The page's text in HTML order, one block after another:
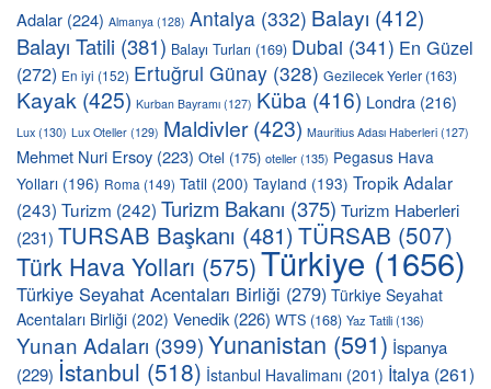
Adalar (224) Almanya (128) Antalya (332) Balayı (412)
Balayı Tatili (381) Balayı Turları (169) Dubai (341) En Güzel
(272) En iyi (152) Ertuğrul Günay (328) Gezilecek Yerler (163)
Kayak (425) Kurban Bayramı (127) Küba (416) Londra (216)
Lux (130) Lux Oteller (129) Maldivler(423) Mauritius Adası Haberleri (127)
Mehmet Nuri Ersoy (223) Otel (175) oteller(135) Pegasus Hava
Yolları (196) Roma (149) Tatil (200) Tayland (193) Tropik Adalar
(243) Turizm (242) Turizm Bakanı (375) Turizm Haberleri
(231) TURSAB Başkanı (481)TÜRSAB (507)
Türk Hava Yolları (575)Türkiye (1656)
Türkiye Seyahat Acentaları Birliği (279) Türkiye Seyahat
Acentaları Birliği (202) Venedik (226) WTS (168) Yaz Tatili(136)
Yunan Adaları (399)Yunanistan (591) İspanya
(229) İstanbul (518) İstanbul Havalimanı (201) İtalya (261)